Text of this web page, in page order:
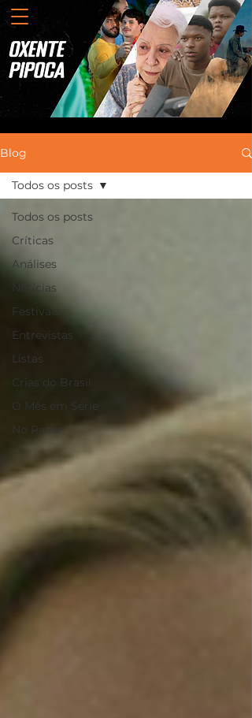
Blog
Todos os posts
Críticas
Análises
Notícias
Festivais
Entrevistas
Listas
Crias do Brasil
O Mês em Série
No Radar
Todos os posts